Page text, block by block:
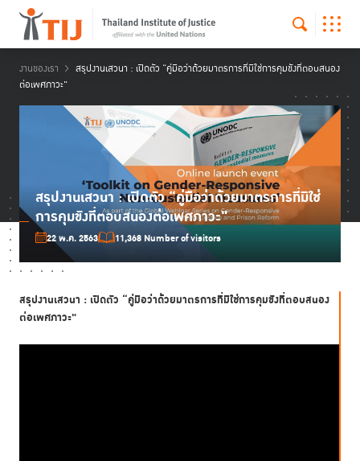
งานของเรา
สรุปงานเสวนา : เปิดตัว “คู่มือว่าด้วยมาตรการที่มิใช่การคุมขังที่ตอบสนอง
ต่อเพศภาวะ"
สรุปงานเสวนา : เปิดตัว “คู่มือว่าด้วยมาตรการที่มิใช่
การคุมขังที่ตอบสนองต่อเพศภาวะ"
22 พ.ค. 2563 11,368 Number of visitors
สรุปงานเสวนา : เปิดตัว “คู่มือว่าด้วยมาตรการที่มิใช่การคุมขังที่ตอบสนอง
ต่อเพศภาวะ"